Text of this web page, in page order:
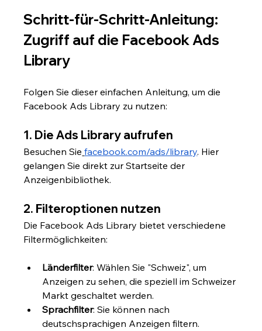
Schritt-für-Schritt-Anleitung:
Zugriff auf die Facebook Ads
Library
Folgen Sie dieser einfachen Anleitung, um die
Facebook Ads Library zu nutzen:
1. Die Ads Library aufrufen
Besuchen Sie facebook.com/ads/library. Hier
gelangen Sie direkt zur Startseite der
Anzeigenbibliothek.
2. Filteroptionen nutzen
Die Facebook Ads Library bietet verschiedene
Filtermöglichkeiten:
Länderfilter: Wählen Sie "Schweiz", um
Anzeigen zu sehen, die speziell im Schweizer
Markt geschaltet werden.
Sprachfilter: Sie können nach
deutschsprachigen Anzeigen filtern.